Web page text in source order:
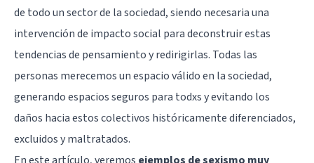
de todo un sector de la sociedad, siendo necesaria una
intervención de impacto social para deconstruir estas
tendencias de pensamiento y redirigirlas. Todas las
personas merecemos un espacio válido en la sociedad,
generando espacios seguros para todxs y evitando los
daños hacia estos colectivos históricamente diferenciados,
excluidos y maltratados.